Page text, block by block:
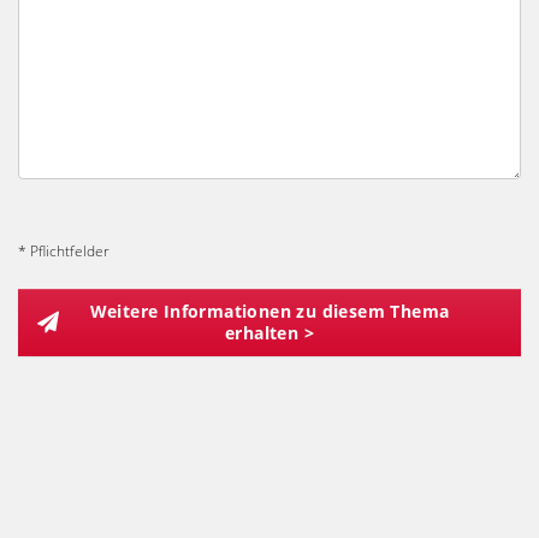
* Pflichtfelder
Weitere Informationen zu diesem Thema
erhalten >